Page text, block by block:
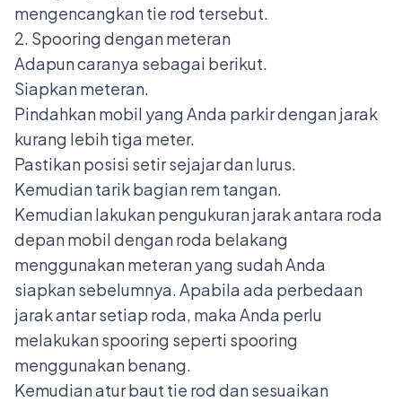
mengencangkan tie rod tersebut.
2. Spooring dengan meteran
Adapun caranya sebagai berikut.
Siapkan meteran.
Pindahkan mobil yang Anda parkir dengan jarak
kurang lebih tiga meter.
Pastikan posisi setir sejajar dan lurus.
Kemudian tarik bagian rem tangan.
Kemudian lakukan pengukuran jarak antara roda
depan mobil dengan roda belakang
menggunakan meteran yang sudah Anda
siapkan sebelumnya. Apabila ada perbedaan
jarak antar setiap roda, maka Anda perlu
melakukan spooring seperti spooring
menggunakan benang.
Kemudian atur baut tie rod dan sesuaikan